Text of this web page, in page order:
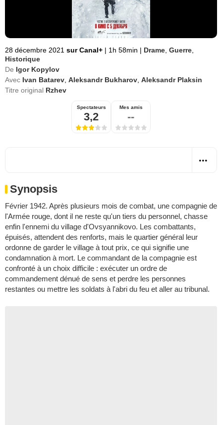
28 décembre 2021 sur Canal+ | 1h 58min | Drame Guerre
Historique
De Igor Kopylov
Avec Ivan Batarev Aleksandr Bukharov Aleksandr Plaksin
Titre original Rzhev
Spectateurs
3,2
Mes amis
--
Synopsis
Février 1942. Après plusieurs mois de combat, une compagnie de
l'Armée rouge, dont il ne reste qu'un tiers du personnel, chasse
enfin l'ennemi du village d'Ovsyannikovo. Les combattants,
épuisés, attendent des renforts, mais le quartier général leur
ordonne de garder le village à tout prix, ce qui signifie une
condamnation à mort. Le commandant de la compagnie est
confronté à un choix difficile : exécuter un ordre de
commandement dénué de sens et perdre les personnes
restantes ou mettre les soldats à l'abri du feu et aller au tribunal.